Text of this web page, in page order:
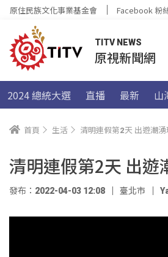
原住民族文化事業基金會 Facebook 粉
TITV NEWS
原視新聞網
2024 總統大選 直播 最新 山
首頁 生活 清明連假第2天 出遊潮
清明連假第2天 出遊
發布：2022-04-03 12:08 臺北市